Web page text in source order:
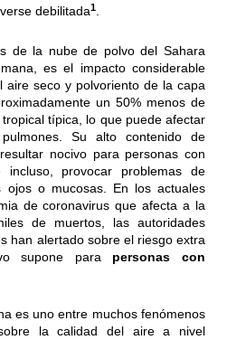
debilitada1.
de la nube de polvo del Sahara
es el impacto considerable
aire seco y polvoriento de la capa
un 50% menos de
típica, lo que puede afectar
Su alto contenido de
nocivo para personas con
incluso, provocar problemas de
o mucosas. En los actuales
de coronavirus que afecta a la
de muertos, las autoridades
han alertado sobre el riesgo extra
supone para personas con
es uno entre muchos fenómenos
la calidad del aire a nivel